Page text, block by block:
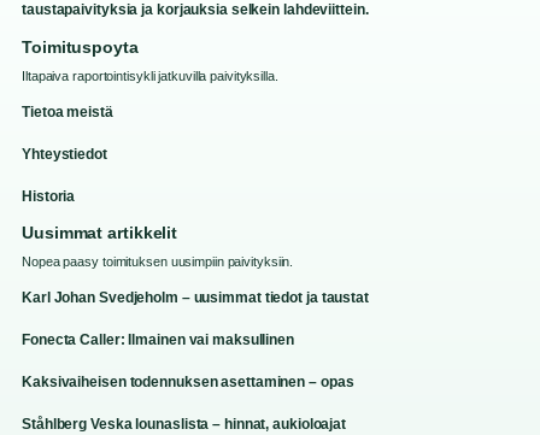
taustapaivityksia ja korjauksia selkein lahdeviittein.
Toimituspoyta
Iltapaiva raportointisykli jatkuvilla paivityksilla.
Tietoa meistä
Yhteystiedot
Historia
Uusimmat artikkelit
Nopea paasy toimituksen uusimpiin paivityksiin.
Karl Johan Svedjeholm – uusimmat tiedot ja taustat
Fonecta Caller: Ilmainen vai maksullinen
Kaksivaiheisen todennuksen asettaminen – opas
Ståhlberg Veska lounaslista – hinnat, aukioloajat